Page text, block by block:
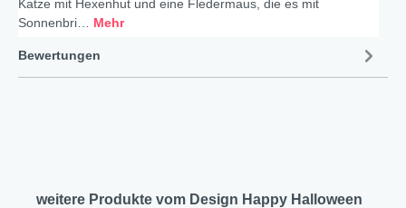
Katze mit Hexenhut und eine Fledermaus, die es mit
Sonnenbri… Mehr
Bewertungen
weitere Produkte vom Design Happy Halloween